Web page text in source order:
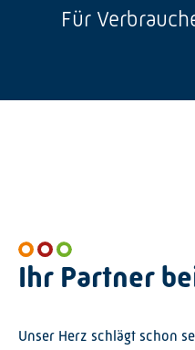
Für
Ihr Partner
Unser Herz schlägt schon